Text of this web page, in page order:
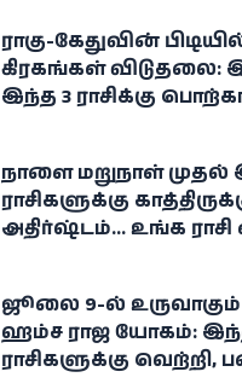
ராகு-கேதுவின்
கிரகங்கள் விடுதலை:
இந்த 3 ராசிக்கு
நாளை மறுநாள் முதல்
ராசிகளுக்கு
அதிர்ஷ்டம்... உங்க
ஜூலை 9-ல் உருவாகும்
ஹம்ச ராஜ யோகம்:
ராசிகளுக்கு வெற்றி,